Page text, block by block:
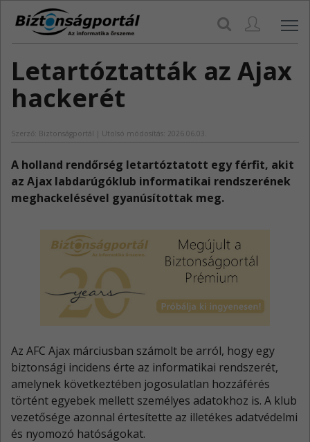
Letartóztatták az Ajax
hackerét
Szerző: Biztonságportál | Utolsó módosítás: 2026.06.03.
A holland rendőrség letartóztatott egy férfit, akit
az Ajax labdarúgóklub informatikai rendszerének
meghackelésével gyanúsítottak meg.
Az AFC Ajax márciusban számolt be arról, hogy egy
biztonsági incidens érte az informatikai rendszerét,
amelynek következtében jogosulatlan hozzáférés
történt egyebek mellett személyes adatokhoz is. A klub
vezetősége azonnal értesítette az illetékes adatvédelmi
és nyomozó hatóságokat.